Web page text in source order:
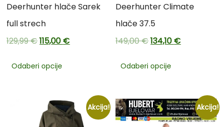
Deerhunter hlače Sarek
full strech
129,99€115,00 €
Odaberi opcije
Deerhunter Climate
hlače 37.5
149,00€134,10 €
Odaberi opcije
Akcija! Akcija!